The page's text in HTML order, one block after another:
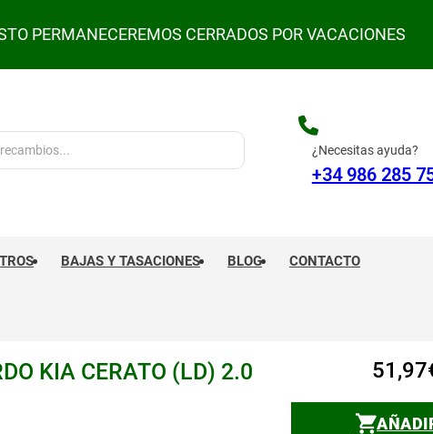
PERMANECEREMOS CERRADOS POR VACACIONES
¿Necesitas ayuda?
+34 986 285
BAJAS Y TASACIONES BLOG CONTACTO
KIA CERATO (LD) 2.0
51,97